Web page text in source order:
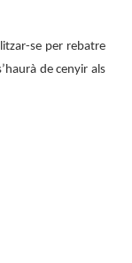
se per rebatre
de cenyir als